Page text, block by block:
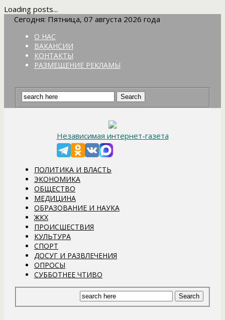
Loading posts...
Сегодня: Пятница, 07 августа 2026 года
О НАС
ВАКАНСИИ
КОНТАКТЫ
РАЗМЕЩЕНИЕ РЕКЛАМЫ
Независимая интернет-газета
ПОЛИТИКА И ВЛАСТЬ
ЭКОНОМИКА
ОБЩЕСТВО
МЕДИЦИНА
ОБРАЗОВАНИЕ И НАУКА
ЖКХ
ПРОИСШЕСТВИЯ
КУЛЬТУРА
СПОРТ
ДОСУГ И РАЗВЛЕЧЕНИЯ
ОПРОСЫ
СУББОТНЕЕ ЧТИВО